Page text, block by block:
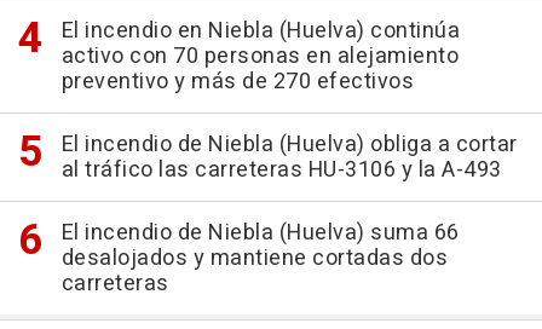
El incendio en Niebla (Huelva) continúa
activo con 70 personas en alejamiento
preventivo y más de 270 efectivos
El incendio de Niebla (Huelva) obliga a cortar
al tráfico las carreteras HU-3106 y la A-493
El incendio de Niebla (Huelva) suma 66
desalojados y mantiene cortadas dos
carreteras